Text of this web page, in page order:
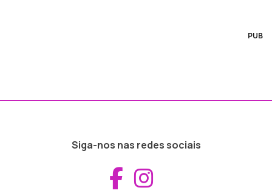
PUB
Siga-nos nas redes sociais
Aceder ao